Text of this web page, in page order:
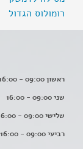
רומולוס הגדול
ראשון 09:00 - 16:00
שני 09:00 - 16:00
שלישי 09:00 - 16:00
רביעי 09:00 - 16:00